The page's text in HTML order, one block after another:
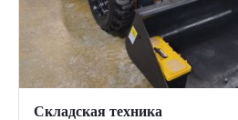
Складская техника